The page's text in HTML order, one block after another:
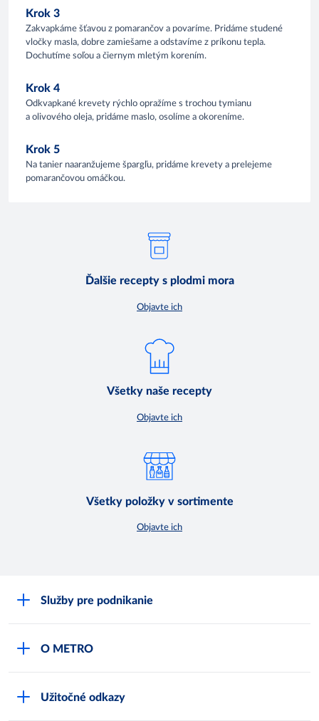
Krok 3
Zakvapkáme šťavou z pomarančov a povaríme. Pridáme studené
vločky masla, dobre zamiešame a odstavíme z príkonu tepla.
Dochutíme soľou a čiernym mletým korením.
Krok 4
Odkvapkané krevety rýchlo opražíme s trochou tymianu
a olivového oleja, pridáme maslo, osolíme a okoreníme.
Krok 5
Na tanier naaranžujeme špargľu, pridáme krevety a prelejeme
pomarančovou omáčkou.
Ďalšie recepty s plodmi mora
Objavte ich
Všetky naše recepty
Objavte ich
Všetky položky v sortimente
Objavte ich
Služby pre podnikanie
O METRO
Užitočné odkazy